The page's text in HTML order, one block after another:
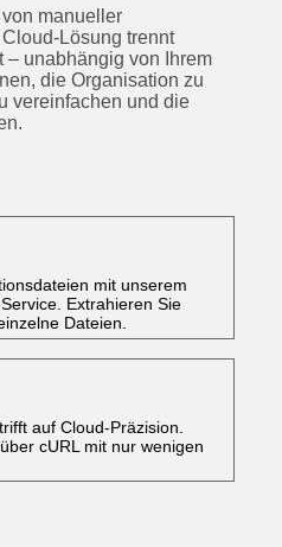
manueller
trennt
unabhängig von Ihrem
die Organisation zu
vereinfachen und die
mit unserem
Extrahieren Sie
Dateien.
auf Cloud‑Präzision.
cURL mit nur wenigen